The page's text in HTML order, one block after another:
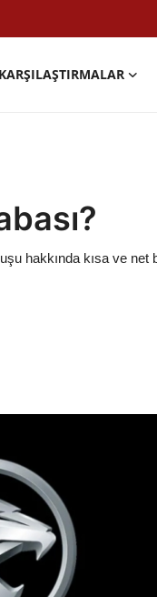
KARŞILAŞTIRMALAR
hakkında kısa ve net